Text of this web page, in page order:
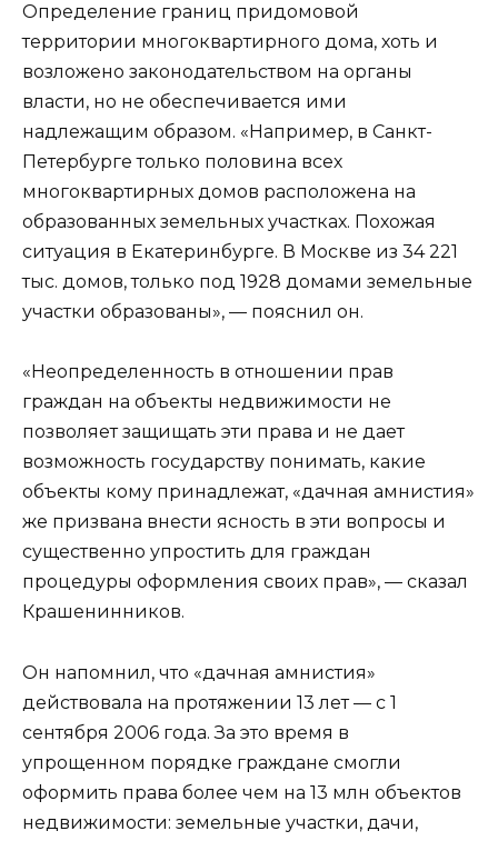
Определение границ придомовой
территории многоквартирного дома, хоть и
возложено законодательством на органы
власти, но не обеспечивается ими
надлежащим образом. «Например, в Санкт-
Петербурге только половина всех
многоквартирных домов расположена на
образованных земельных участках. Похожая
ситуация в Екатеринбурге. В Москве из 34 221
тыс. домов, только под 1928 домами земельные
участки образованы», — пояснил он.
«Неопределенность в отношении прав
граждан на объекты недвижимости не
позволяет защищать эти права и не дает
возможность государству понимать, какие
объекты кому принадлежат, «дачная амнистия»
же призвана внести ясность в эти вопросы и
существенно упростить для граждан
процедуры оформления своих прав», — сказал
Крашенинников.
Он напомнил, что «дачная амнистия»
действовала на протяжении 13 лет — с 1
сентября 2006 года. За это время в
упрощенном порядке граждане смогли
оформить права более чем на 13 млн объектов
недвижимости: земельные участки, дачи,